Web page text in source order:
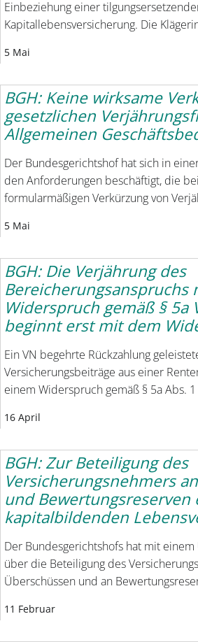
Einbeziehung einer
Kapitallebensversicherung. Die
5 Mai
BGH: Keine wirksame
gesetzlichen
Allgemeinen
Der Bundesgerichtshof hat sich in
den Anforderungen beschäftigt, die
formularmäßigen Verkürzung von
5 Mai
BGH: Die Verjährung des
Bereicherungsanspruchs
Widerspruch gemäß § 5a
beginnt erst mit dem
Ein VN begehrte Rückzahlung
Versicherungsbeiträge aus einer
einem Widerspruch gemäß § 5a Abs. 1
16 April
BGH: Zur Beteiligung des
Versicherungsnehmers
und Bewertungsreserven
kapitalbildenden
Der Bundesgerichtshofs hat mit
über die Beteiligung des
Überschüssen und an
11 Februar